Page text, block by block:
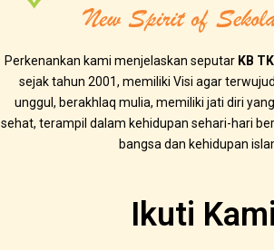
Perkenankan kami menjelaskan seputar KB
sejak tahun 2001, memiliki Visi agar
unggul, berakhlaq mulia, memiliki jati diri
sehat, terampil dalam kehidupan sehari-hari
bangsa dan kehidupan
Ikuti Kami